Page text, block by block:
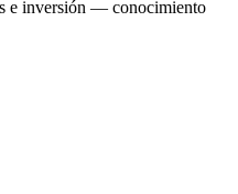
e inversión — conocimiento